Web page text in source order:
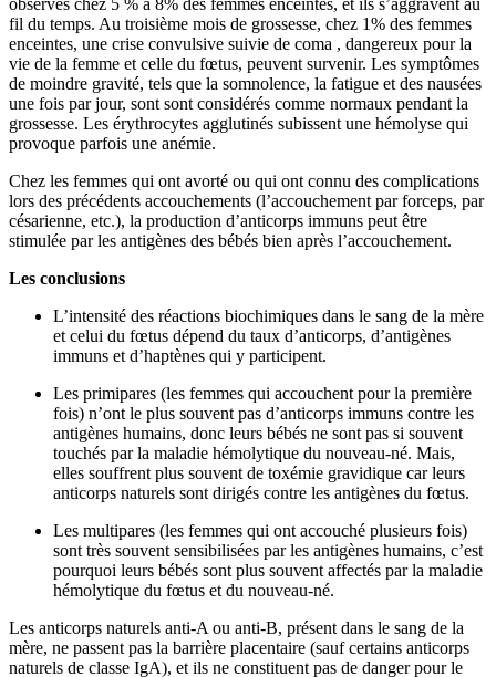
fil du temps. Au troisième mois de grossesse, chez 1% des femmes
enceintes, une crise convulsive suivie de coma , dangereux pour la
vie de la femme et celle du fœtus, peuvent survenir. Les symptômes
de moindre gravité, tels que la somnolence, la fatigue et des nausées
une fois par jour, sont sont considérés comme normaux pendant la
grossesse. Les érythrocytes agglutinés subissent une hémolyse qui
provoque parfois une anémie.
Chez les femmes qui ont avorté ou qui ont connu des complications
lors des précédents accouchements (l’accouchement par forceps, par
césarienne, etc.), la production d’anticorps immuns peut être
stimulée par les antigènes des bébés bien après l’accouchement.
Les conclusions
L’intensité des réactions biochimiques dans le sang de la mère
et celui du fœtus dépend du taux d’anticorps, d’antigènes
immuns et d’haptènes qui y participent.
Les primipares (les femmes qui accouchent pour la première
fois) n’ont le plus souvent pas d’anticorps immuns contre les
antigènes humains, donc leurs bébés ne sont pas si souvent
touchés par la maladie hémolytique du nouveau-né. Mais,
elles souffrent plus souvent de toxémie gravidique car leurs
anticorps naturels sont dirigés contre les antigènes du fœtus.
Les multipares (les femmes qui ont accouché plusieurs fois)
sont très souvent sensibilisées par les antigènes humains, c’est
pourquoi leurs bébés sont plus souvent affectés par la maladie
hémolytique du fœtus et du nouveau-né.
Les anticorps naturels anti-A ou anti-B, présent dans le sang de la
mère, ne passent pas la barrière placentaire (sauf certains anticorps
naturels de classe IgA), et ils ne constituent pas de danger pour le